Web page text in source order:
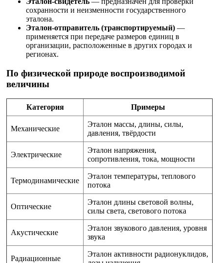
сохранности и неизменности государственного
эталона.
Эталон-отправитель (транспортируемый) —
применяется при передаче размеров единиц в
организации, расположенные в других городах и
регионах.
По физической природе воспроизводимой
величины
Категория Примеры
Механические
Эталон массы, длины, силы,
давления, твёрдости
Электрические
Эталон напряжения,
сопротивления, тока, мощности
Термодинамические
Эталон температуры, теплового
потока
Оптические
Эталон длины световой волны,
силы света, светового потока
Акустические
Эталон звукового давления, уровня
звука
Радиационные
Эталон активности радионуклидов,